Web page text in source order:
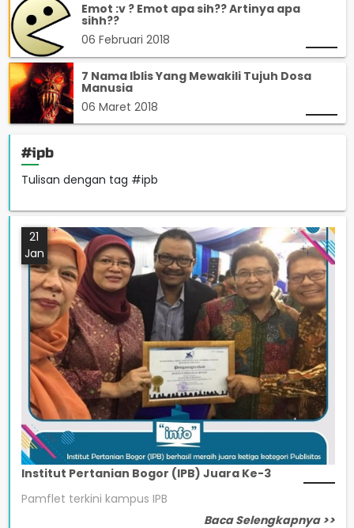
Emot :v ? Emot apa sih?? Artinya apa
sihh??
06 Februari 2018
7 Nama Iblis Yang Mewakili Tujuh Dosa
Manusia
06 Maret 2018
#ipb
Tulisan dengan tag #ipb
21
Jan
Institut Pertanian Bogor (IPB) Juara Ke-3
Pamflet terkini kampus IPB
Baca Selengkapnya >>